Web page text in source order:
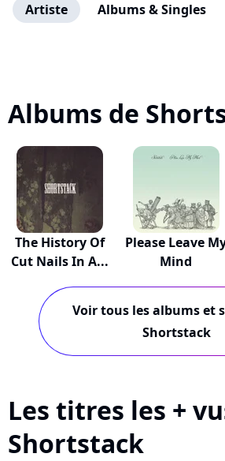
Artiste Albums & Singles
Albums de
The History Of
Cut Nails In A...
Please Leave
Mind
Voir tous les albums et
Shortstack
Les titres les +
Shortstack